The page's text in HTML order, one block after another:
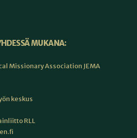
MUKANA:
Missionary Association JEMA
keskus
RLL